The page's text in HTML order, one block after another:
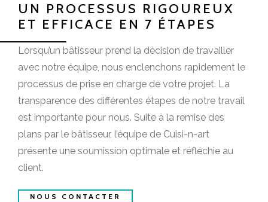
UN PROCESSUS RIGOUREUX
ET EFFICACE EN 7 ÉTAPES
Lorsqu’un bâtisseur prend la décision de travailler
avec notre équipe, nous enclenchons rapidement le
processus de prise en charge de votre projet. La
transparence des différentes étapes de notre travail
est importante pour nous. Suite à la remise des
plans par le bâtisseur, l’équipe de Cuisi-n-art
présente une soumission optimale et réfléchie au
client.
NOUS CONTACTER